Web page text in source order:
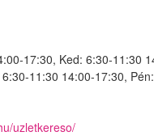
17:30, Ked: 6:30-11:30
11:30 14:00-17:30,
uzletkereso/